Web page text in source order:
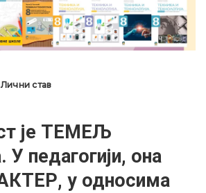
Лични став
је ТЕМЕЉ
У педагогији, она
у односима